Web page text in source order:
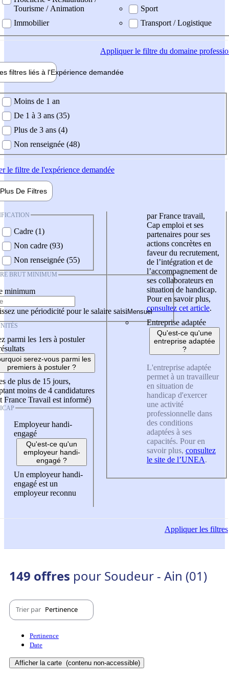
Tourisme / Animation
Immobilier
Sport
Transport / Logistique
Appliquerle filtre du domaine
filtres liés à l'Expérience demandée
demandée
Moins de 1 an
De 1 à 3 ans (35)
Plus de 3 ans (4)
Non renseignée (48)
le filtre de l'expérience demandée
Plus De Filtres
Cadre (1)
Non cadre (93)
Non renseignée (55)
BRUT MINIMUM
minimum
une périodicité pour le salaire saisi
parmi les 1ers à postuler
serez-vous parmi les
premiers à postuler ?
de plus de 15 jours,
moins de 4 candidatures
France Travail est informé)
Employeur handi-
engagé
Qu'est-ce qu'un
employeur handi-
engagé ?
Un employeur handi-
engagé est un
employeur reconnu
par France travail,
Cap emploi et ses
partenaires pour ses
actions concrètes en
faveur du recrutement,
de l’intégration et de
l’accompagnement de
ses collaborateurs en
situation de handicap.
Pour en savoir plus,
consultez cet article.
Entreprise adaptée
Qu'est-ce qu'une
entreprise adaptée
?
L'entreprise adaptée
permet à un travailleur
en situation de
handicap d'exercer
une activité
professionnelle dans
des conditions
adaptées à ses
capacités. Pour en
savoir plus, consultez
le site de l’UNEA.
Appliquerles filtres
149 offres pour Soudeur - Ain (01)
Trier par Pertinence
Pertinence
Date
Afficher la carte (contenu non-accessible)